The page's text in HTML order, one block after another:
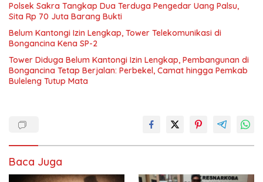
Polsek Sakra Tangkap Dua Terduga Pengedar Uang Palsu,
Sita Rp 70 Juta Barang Bukti
Belum Kantongi Izin Lengkap, Tower Telekomunikasi di
Bongancina Kena SP-2
Tower Diduga Belum Kantongi Izin Lengkap, Pembangunan di
Bongancina Tetap Berjalan: Perbekel, Camat hingga Pemkab
Buleleng Tutup Mata
Baca Juga